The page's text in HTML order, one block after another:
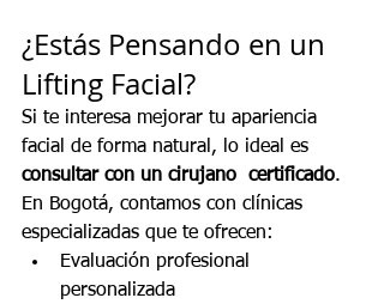
¿Estás Pensando en un
Lifting Facial?
Si te interesa mejorar tu apariencia
facial de forma natural, lo ideal es
consultar con un cirujano  certificado.
En Bogotá, contamos con clínicas
especializadas que te ofrecen:
Evaluación profesional
personalizada